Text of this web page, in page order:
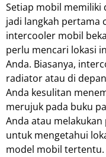
Setiap mobil memiliki
jadi langkah pertama
intercooler mobil
perlu mencari lokasi
Anda. Biasanya,
radiator atau di
Anda kesulitan
merujuk pada buku
Anda atau
untuk mengetahui
model mobil tertentu.